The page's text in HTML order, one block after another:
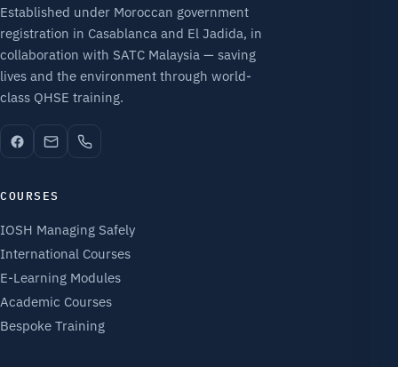
Established under Moroccan government
registration in Casablanca and El Jadida, in
collaboration with SATC Malaysia — saving
lives and the environment through world-
class QHSE training.
COURSES
IOSH Managing Safely
International Courses
E-Learning Modules
Academic Courses
Bespoke Training